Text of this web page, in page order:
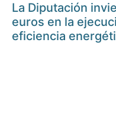
La Diputación
euros en la
eficiencia